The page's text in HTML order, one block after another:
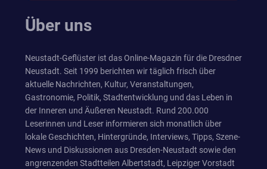
Über uns
Neustadt-Geflüster ist das Online-Magazin für die Dresdner
Neustadt. Seit 1999 berichten wir täglich frisch über
aktuelle Nachrichten, Kultur, Veranstaltungen,
Gastronomie, Politik, Stadtentwicklung und das Leben in
der Inneren und Äußeren Neustadt. Rund 200.000
Leserinnen und Leser informieren sich monatlich über
lokale Geschichten, Hintergründe, Interviews, Tipps, Szene-
News und Diskussionen aus Dresden-Neustadt sowie den
angrenzenden Stadtteilen Albertstadt, Leipziger Vorstadt